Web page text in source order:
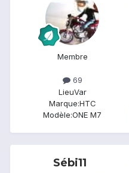
Membre
69
LieuVar
Marque:HTC
Modèle:ONE M7
Sébi11